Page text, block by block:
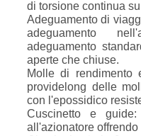
di torsione continua
Adeguamento di
adeguamento
adeguamento
aperte che chiuse.
Molle di rendimento
providelong delle
con l'epossidico
Cuscinetto e
all'azionatore offrendo